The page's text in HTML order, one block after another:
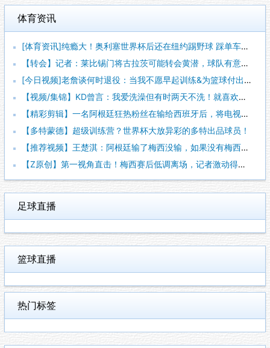
体育资讯
[体育资讯]纯瘾大！奥利塞世界杯后还在纽约踢野球 踩单车被断
【转会】记者：莱比锡门将古拉茨可能转会黄潜，球队有意买奥尔特
[今日视频]老詹谈何时退役：当我不愿早起训练&为篮球付出时，
【视频/集锦】KD曾言：我爱洗澡但有时两天不洗！就喜欢脏一点
【精彩剪辑】一名阿根廷狂热粉丝在输给西班牙后，将电视从阳台上
【多特蒙德】超级训练营？世界杯大放异彩的多特出品球员！
【推荐视频】王楚淇：阿根廷输了梅西没输，如果没有梅西这阿根廷
【Z原创】第一视角直击！梅西赛后低调离场，记者激动得连话都说
足球直播
篮球直播
热门标签